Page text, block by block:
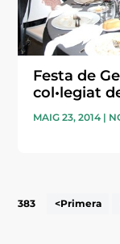
Festa de
col•legiat
MAIG 23, 2014 |
383
<Primera